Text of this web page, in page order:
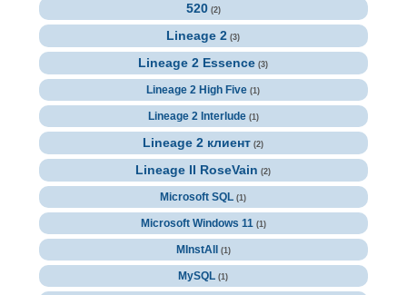
520 (2)
Lineage 2 (3)
Lineage 2 Essence (3)
Lineage 2 High Five (1)
Lineage 2 Interlude (1)
Lineage 2 клиент (2)
Lineage II RoseVain (2)
Microsoft SQL (1)
Microsoft Windows 11 (1)
MInstAll (1)
MySQL (1)